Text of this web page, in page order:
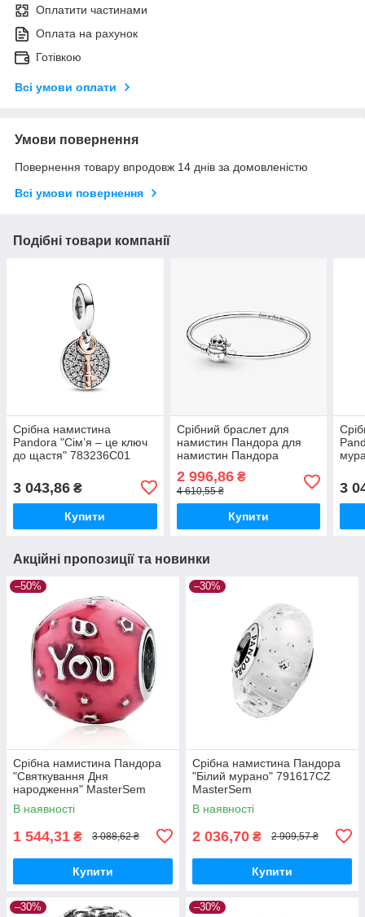
Оплатити частинами
Оплата на рахунок
Готівкою
Всі умови оплати
Умови повернення
Повернення товару впродовж 14 днів за домовленістю
Всі умови повернення
Подібні товари компанії
Срібна намистина
Pandora "Сім’я – це ключ
до щастя" 783236C01
3 043,86 ₴
Купити
Срібний браслет для
намистин Пандора для
намистин Пандора
Стіч" 17 591683C01
MasterSem
2 996,86₴
4 610,55 ₴
Купити
3
Акційні пропозиції та новинки
–50%
Срібна намистина Пандора
"Святкування Дня
народження" MasterSem
В наявності
1 544,31 ₴ 3 088,62 ₴
Купити
–30%
Срібна намистина Пандора
"Білий мурано" 791617CZ
MasterSem
В наявності
2 036,70 ₴ 2 909,57 ₴
Купити
–30% –30%